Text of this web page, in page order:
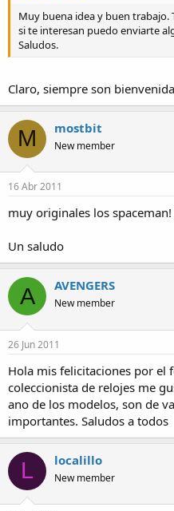
Muy buena idea y buen trabajo.
si te interesan puedo enviarte
Saludos.
Claro, siempre son
M mostbit
New member
16 Abr 2011
muy originales los
Un saludo
A AVENGERS
New member
26 Jun 2011
Hola mis felicitaciones por el
coleccionista de relojes me
ano de los modelos, son de
importantes. Saludos a todos
L localillo
New member